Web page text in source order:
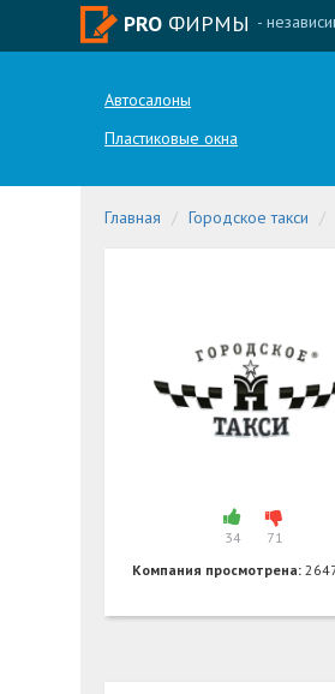
PRO ФИРМЫ -
Автосалоны
Пластиковые окна
Главная Городское такси
34
71
Компания просмотрена: